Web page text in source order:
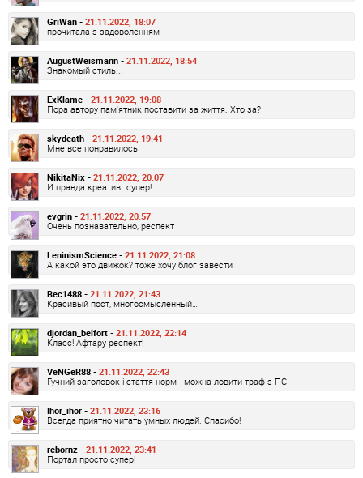
GriWan - 21.11.2022, 18:07
прочитала з задоволенням
AugustWeismann - 21.11.2022, 18:54
Знакомый стиль...
ExKlame - 21.11.2022, 19:08
Пора автору пам'ятник поставити за життя. Хто за?
skydeath - 21.11.2022, 19:41
Мне все понравилось
NikitaNix - 21.11.2022, 20:07
И правда креатив…супер!
evgrin - 21.11.2022, 20:57
Очень познавательно, респект
LeninismScience - 21.11.2022, 21:08
А какой это движок? тоже хочу блог завести
Bec1488 - 21.11.2022, 21:43
Красивый пост, многосмысленный…
djordan_belfort - 21.11.2022, 22:14
Класс! Афтару респект!
VeNGeR88 - 21.11.2022, 22:43
Гучний заголовок і стаття норм - можна ловити траф з ПС
Ihor_ihor - 21.11.2022, 23:16
Всегда приятно читать умных людей. Спасибо!
rebornz - 21.11.2022, 23:41
Портал просто супер!